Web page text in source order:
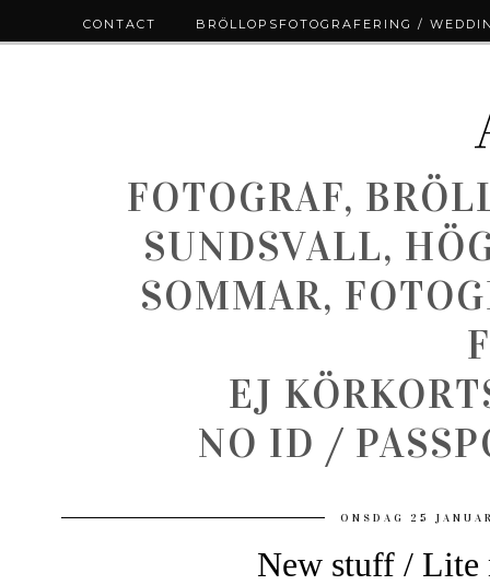
FOTOGRAF,
SUNDSVALL,
SOMMAR,
EJ
NO ID /
ONSDAG 25
New stuff / Lite
CONTACT BRÖLLOPSFOTOGRAFERING /